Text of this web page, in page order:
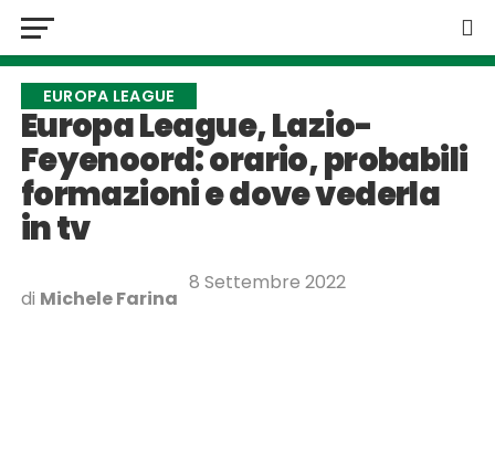
EUROPA LEAGUE
Europa League, Lazio-
Feyenoord: orario, probabili
formazioni e dove vederla
in tv
di Michele Farina
8 Settembre 2022